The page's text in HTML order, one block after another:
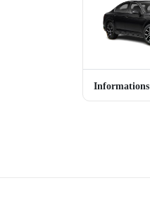
Informations